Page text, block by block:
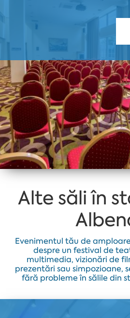
Alte săli în
Evenimentul tău de
despre un festival de
multimedia, vizionări de
prezentări sau simpozioane,
fără probleme în sălile din